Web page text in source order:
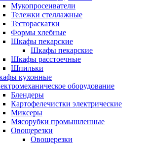
Мукопросеиватели
Тележки стеллажные
Тестораскатки
Формы хлебные
Шкафы пекарские
Шкафы пекарские
Шкафы расстоечные
Шпильки
кухонные
оборудование
Блендеры
Картофелечистки электрические
Миксеры
Мясорубки промышленные
Овощерезки
Овощерезки